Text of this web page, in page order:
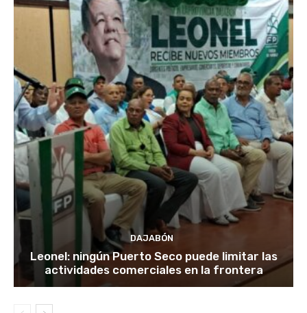
DAJABÓN
Leonel: ningún Puerto Seco puede limitar las
actividades comerciales en la frontera